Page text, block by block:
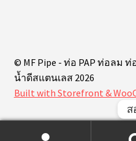
© MF Pipe - ท่อ PAP ท่อลม
น้ำดีสแตนเลส 2026
Built with Storefront &
ส